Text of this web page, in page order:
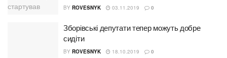
BY ROVESNYK 03.11.2019 0
Зборівські депутати тепер можуть добре
сидіти
BY ROVESNYK 18.10.2019 0